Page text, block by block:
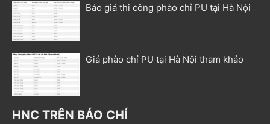
Báo giá thi công phào chỉ PU tại Hà Nội
Giá phào chỉ PU tại Hà Nội tham khảo
HNC TRÊN BÁO CHÍ